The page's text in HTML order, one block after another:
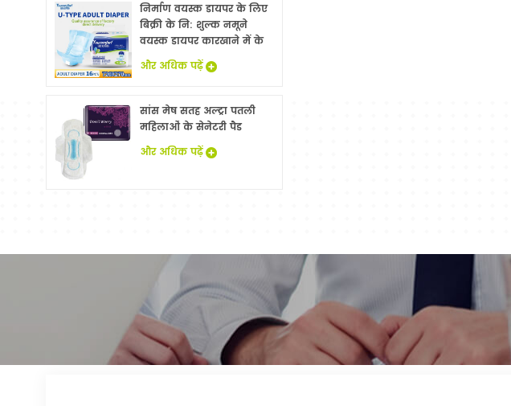
निर्माण वयस्क डायपर के लिए
बिक्री के नि: शुल्क नमूने
वयस्क डायपर कारखाने में के
साथ China
और अधिक पढ़ें
सांस मेष सतह अल्ट्रा पतली
महिलाओं के सेनेटरी पैड
और अधिक पढ़ें